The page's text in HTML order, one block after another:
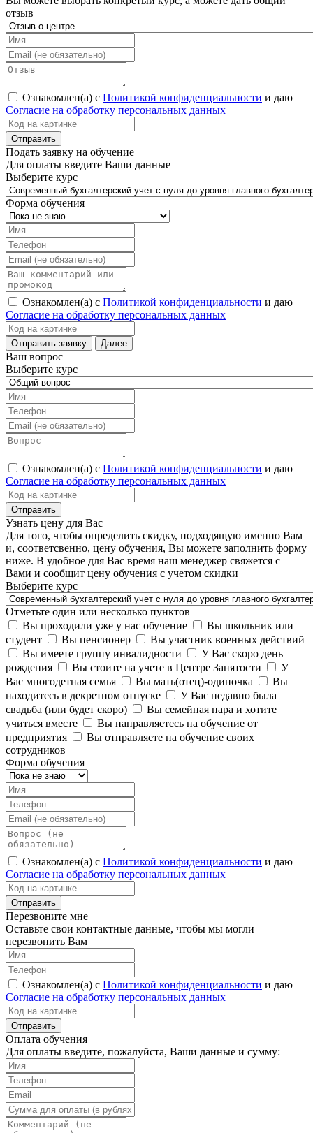
отзыв
Ознакомлен(а) с Политикой конфиденциальности и даю
Согласие на обработку персональных данных
Подать заявку на обучение
Для оплаты введите Ваши данные
Выберите курс
Форма обучения
Ознакомлен(а) с Политикой конфиденциальности и даю
Согласие на обработку персональных данных
Ваш вопрос
Выберите курс
Ознакомлен(а) с Политикой конфиденциальности и даю
Согласие на обработку персональных данных
Узнать цену для Вас
Для того, чтобы определить скидку, подходящую именно Вам
и, соответсвенно, цену обучения, Вы можете заполнить форму
ниже. В удобное для Вас время наш менеджер свяжется с
Вами и сообщит цену обучения с учетом скидки
Выберите курс
Отметьте один или несколько пунктов
Вы проходили уже у нас обучение
Вы школьник или
студент
Вы пенсионер
Вы участник военных действий
Вы имеете группу инвалидности
У Вас скоро день
рождения
Вы стоите на учете в Центре Занятости
У
Вас многодетная семья
Вы мать(отец)-одиночка
Вы
находитесь в декретном отпуске
У Вас недавно была
свадьба (или будет скоро)
Вы семейная пара и хотите
учиться вместе
Вы направляетесь на обучение от
предприятия
Вы отправляете на обучение своих
сотрудников
Форма обучения
Ознакомлен(а) с Политикой конфиденциальности и даю
Согласие на обработку персональных данных
Перезвоните мне
Оставьте свои контактные данные, чтобы мы могли
перезвонить Вам
Ознакомлен(а) с Политикой конфиденциальности и даю
Согласие на обработку персональных данных
Оплата обучения
Для оплаты введите, пожалуйста, Ваши данные и сумму: